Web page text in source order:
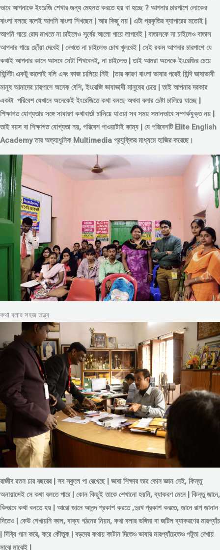
ভাবে আপনাকে ইংরেজি শেখার জন্য মেহনত করতে হয় বা হচ্ছে ? আপনার চারপাশে লোকের
বাংলা বলছে বলেই আপনি বাংলা শিখছেন | আর কিছু নয় | এটা প্রকৃতির ব্যাপারের মতোই |
আপনি গায়ে রোদ মাখতে না চাইলেও সূর্যের আলো গায়ে লাগবেই | বাতাসকে না চাইলেও বাতাস
আপনার গায়ে ছোঁয়া দেবেই | দেখতে না চাইলেও চোখ খুলবেই | সেই রকম আপনার চারপাশে যে
কথাই আপনার কানে আসবে সেটা শিখবেনই, না চাইলেও | তাই আমরা অনেকে ইংরেজির চেয়ে
হিন্দিটা একটু ভালোই বলি এবং কাজ চালিয়ে নিই |তার কারণ বাংলা ভাষার পরেই হিন্দি ভাষাভাষী
মানুষ আমাদের চারপাশে অনেক বেশি, ইংরেজি ভাষাভাষী মানুষের চেয়ে | তাই আপনার দরকার
একটা পরিবেশ যেখানে অনেকেই ইংরেজিতে কথা বলছে অথবা বলার চেষ্টা চালিয়ে যাচ্ছে |
শিক্ষাগত যোগ্যতার সঙ্গে সাধারণ কথাবার্তা চালিয়ে যাওয়া সব সময় সমানভাবে সম্পর্কযুক্ত নয় |
তাই বয়স বা শিক্ষাগত যোগ্যতা নয়, পরিবেশ পাওয়াটাই কাম্য | যে পরিবেশটি Elite English
Academy তার অত্যাধুনিক Multimedia প্রযুক্তির মাধ্যমে হাজির করেছে।
কথা বলার সহজ তত্ত্ব
রাজীব রতন চার বছরের | সব স্কুলে পা রেখেছে | ভাষা শিক্ষার তার কোন জ্ঞান নেই, কিন্তু
অনায়াসেই সে কথা বলতে পারে | কোন কিছুই তাকে শেখানো হয়নি, ব্যাকরণ মেনে | কিন্তু জানে,
কিভাবে কথা বলতে হয় | আরো জানে আনন্দ প্রকাশ করতে ,দুঃখ প্রকাশ করতে, জানে রাগ জানান
দিতেও | কেউ শেখায়নি কাল, বাক্য গঠনের নিয়ম, কথা বলার ভঙ্গিমা বা জটিল ব্যাকরণের মারপ্যাঁচ
| দিব্যি গান করে, করে কৌতুক | বড়দের কথায় কাটান দিতেও ভাষার মারপ্যাঁচেতেও পটুতা দেখায়
মাঝে মাঝেই |